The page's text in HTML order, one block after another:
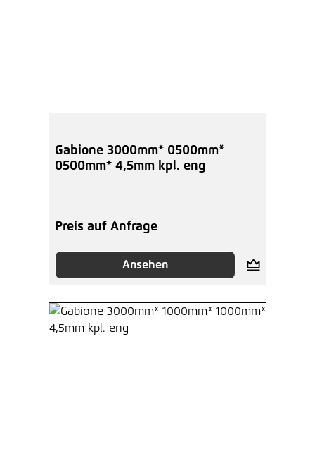
Gabione 3000mm* 0500mm*
0500mm* 4,5mm kpl. eng
Preis auf Anfrage
Ansehen